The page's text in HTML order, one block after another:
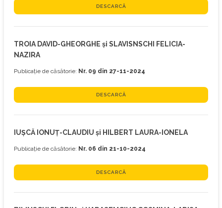
DESCARCĂ
TROIA DAVID-GHEORGHE și SLAVISNSCHI FELICIA-
NAZIRA
Publicație de căsătorie: Nr. 09 din 27-11-2024
DESCARCĂ
IUŞCĂ IONUŢ-CLAUDIU și HILBERT LAURA-IONELA
Publicație de căsătorie: Nr. 06 din 21-10-2024
DESCARCĂ